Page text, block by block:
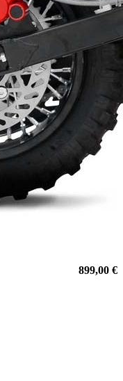
899,00 €